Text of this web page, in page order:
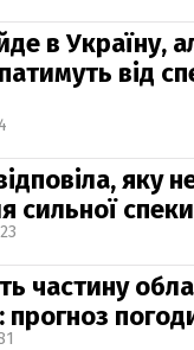
в Україну,
від
яку
сильної спеки
частину
прогноз